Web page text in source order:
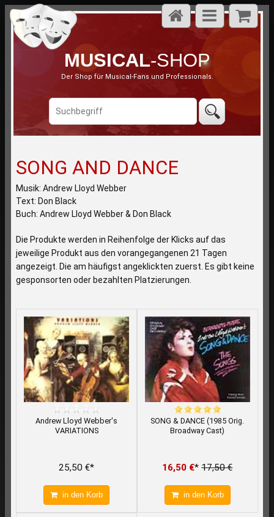
MUSICAL-SHOP
Der Shop für Musical-Fans und Professionals.
SONG AND DANCE
Musik: Andrew Lloyd Webber
Text: Don Black
Buch: Andrew Lloyd Webber & Don Black
Die Produkte werden in Reihenfolge der Klicks auf das
jeweilige Produkt aus den vorangegangenen 21 Tagen
angezeigt. Die am häufigst angeklickten zuerst. Es gibt keine
gesponsorten oder bezahlten Platzierungen.
Andrew Lloyd Webber's
VARIATIONS
25,50 €*
in den Korb
SONG & DANCE (1985 Orig.
Broadway Cast)
16,50 €*17,50 €
in den Korb